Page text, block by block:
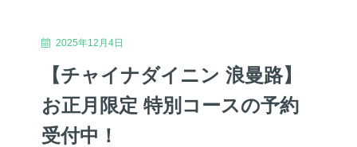
2025年12月4日
【チャイナダイニン 浪曼路】
お正月限定 特別コースの予約
受付中！